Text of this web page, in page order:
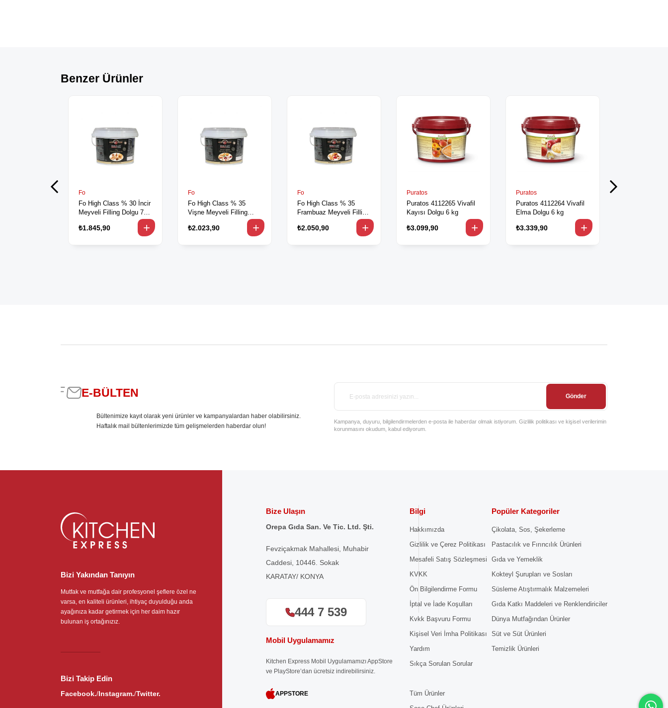
Benzer Ürünler
Fo
Fo High Class % 30 İncir
Meyveli Filling Dolgu 7
₺1.845,90
Fo
Fo High Class % 35
Vişne Meyveli Filling
₺2.023,90
Fo
Fo High Class % 35
Frambuaz Meyveli Filling
₺2.050,90
Puratos
Puratos 4112265 Vivafil
Kayısı Dolgu 6 kg
₺3.099,90
Puratos
Puratos 4112264 Vivafil
Elma Dolgu 6 kg
₺3.339,90
E-BÜLTEN
Bültenimize kayıt olarak yeni ürünler ve kampanyalardan haber olabilirsiniz.
Haftalık mail bültenlerimizde tüm gelişmelerden haberdar olun!
Gönder
Kampanya, duyuru, bilgilendirmelerden e-posta ile haberdar olmak istiyorum. Gizlilik politikası ve kişisel verilerimin
korunmasını okudum, kabul ediyorum.
Bizi Yakından Tanıyın
Mutfak ve mutfağa dair profesyonel şeflere özel ne
varsa, en kaliteli ürünleri, ihtiyaç duyulduğu anda
ayağınıza kadar getirmek için her daim hazır
bulunan iş ortağınızız.
Bizi Takip Edin
Facebook./Instagram./Twitter.
Bize Ulaşın
Orepa Gıda San. Ve Tic. Ltd. Şti.
Fevziçakmak Mahallesi, Muhabir
Caddesi, 10446. Sokak
KARATAY/ KONYA
444 7 539
Mobil Uygulamamız
Kitchen Express Mobil Uygulamamızı AppStore
ve PlayStore’dan ücretsiz indirebilirsiniz.
APPSTORE
Bilgi
Hakkımızda
Gizlilik ve Çerez Politikası
Mesafeli Satış Sözleşmesi
KVKK
Ön Bilgilendirme Formu
İptal ve İade Koşulları
Kvkk Başvuru Formu
Kişisel Veri İmha Politikası
Yardım
Sıkça Sorulan Sorular
Tüm Ürünler
Popüler Kategoriler
Çikolata, Sos, Şekerleme
Pastacılık ve Fırıncılık Ürünleri
Gıda ve Yemeklik
Kokteyl Şurupları ve Sosları
Süsleme Atıştırmalık Malzemeleri
Gıda Katkı Maddeleri ve Renklendiriciler
Dünya Mutfağından Ürünler
Süt ve Süt Ürünleri
Temizlik Ürünleri